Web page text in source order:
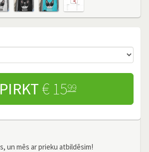
PIRKT € 1599
un mēs ar prieku atbildēsim!